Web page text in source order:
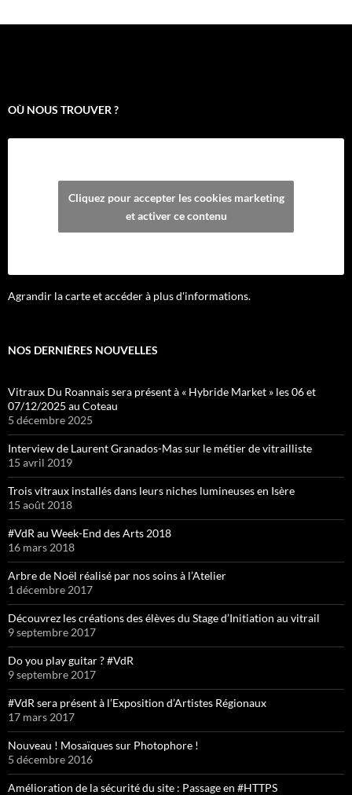
OÙ NOUS TROUVER ?
Cliquez pour accepter les cookies marketing
et activer ce contenu
Agrandir la carte et accéder à plus d'informations.
NOS DERNIÈRES NOUVELLES
Vitraux Du Roannais sera présent à « Hybride Market » les 06 et
07/12/2025 au Coteau
5 décembre 2025
Interview de Laurent Granados-Mas sur le métier de vitrailliste
15 avril 2019
Trois vitraux installés dans leurs niches lumineuses en Isère
15 août 2018
#VdR au Week-End des Arts 2018
16 mars 2018
Arbre de Noël réalisé par nos soins à l’Atelier
1 décembre 2017
Découvrez les créations des élèves du Stage d’Initiation au vitrail
9 septembre 2017
Do you play guitar ? #VdR
9 septembre 2017
#VdR sera présent à l’Exposition d’Artistes Régionaux
17 mars 2017
Nouveau ! Mosaïques sur Photophore !
5 décembre 2016
Amélioration de la sécurité du site : Passage en #HTTPS